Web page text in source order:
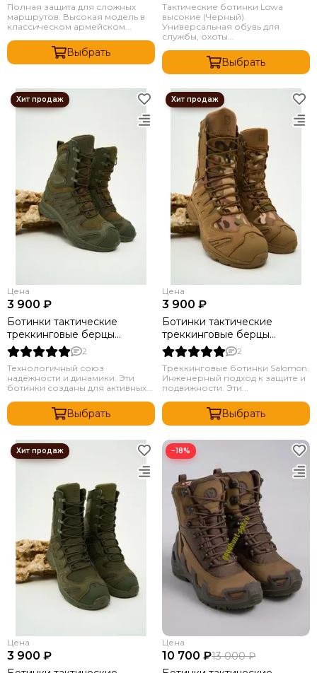
Полная защита для сложных
маршрутов. Высокая модель в
классическом армейском...
Выбрать
Тактические ботинки Lowa
высокие (Черный).
Универсальная обувь для
службы, охоты...
Выбрать
Цена
3 900 ₽
Ботинки тактические
треккинговые берцы
"Salomon" мох 2
Технологичный союз
надёжности и динамики. Эти
ботинки созданы для активных...
Выбрать
Цена
3 900 ₽
Ботинки тактические
треккинговые берцы
"Salomon" мультикам
2
Треккинговые ботинки Salomon.
Инженерный подход к защите и
подвижности. Эти...
Выбрать
Цена
3 900 ₽
−18%
Цена
10 700 ₽13 000 ₽